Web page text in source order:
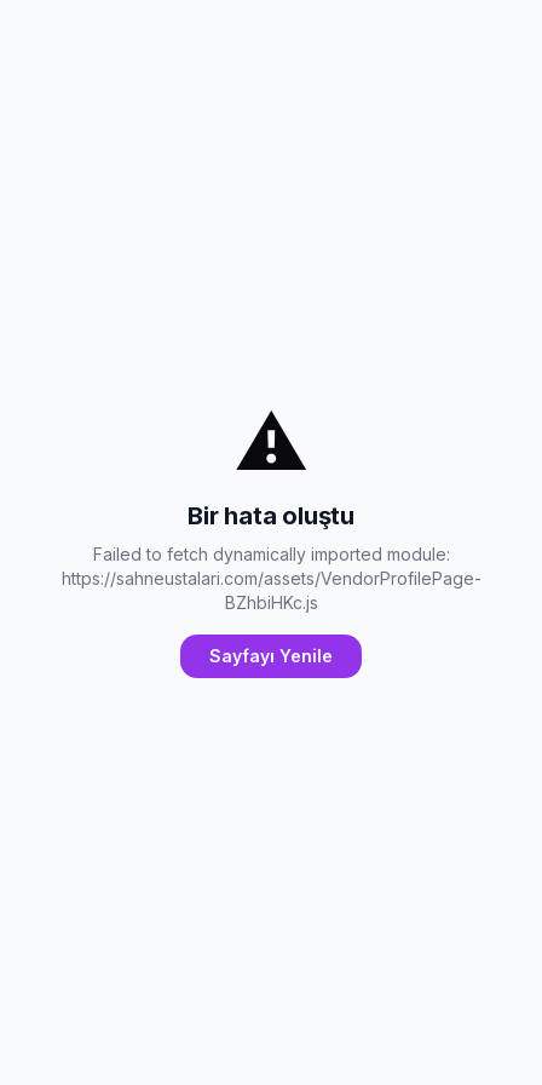
⚠️
Bir hata oluştu
Failed to fetch dynamically imported module:
https://sahneustalari.com/assets/VendorProfilePage-
BZhbiHKc.js
Sayfayı Yenile